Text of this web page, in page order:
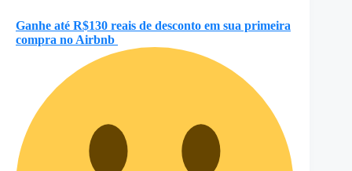
Ganhe até R$130 reais de desconto em sua primeira
compra no Airbnb